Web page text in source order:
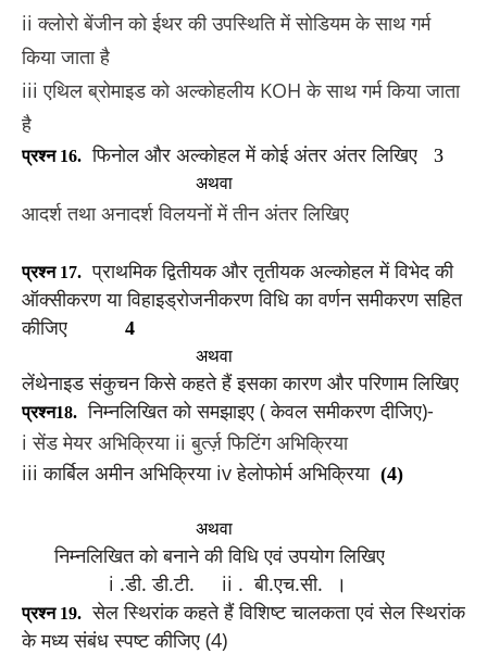
ii क्लोरो बेंजीन को ईथर की उपस्थिति में सोडियम के साथ गर्म
किया जाता है
iii एथिल ब्रोमाइड को अल्कोहलीय KOH के साथ गर्म किया जाता
है
प्रश्न 16. फिनोल और अल्कोहल में कोई अंतर अंतर लिखिए 3
अथवा
आदर्श तथा अनादर्श विलयनों में तीन अंतर लिखिए
प्रश्न 17. प्राथमिक द्वितीयक और तृतीयक अल्कोहल में विभेद की
ऑक्सीकरण या विहाइड्रोजनीकरण विधि का वर्णन समीकरण सहित
कीजिए
4
अथवा
लेंथेनाइड संकुचन किसे कहते हैं इसका कारण और परिणाम लिखिए
प्रश्न18. निम्नलिखित को समझाइए ( केवल समीकरण दीजिए)-
i सेंड मेयर अभिक्रिया ii बुर्त्ज़ फिटिंग अभिक्रिया
iii कार्बिल अमीन अभिक्रिया iv हेलोफोर्म अभिक्रिया (4)
अथवा
  निम्नलिखित को बनाने की विधि एवं उपयोग लिखिए
                i .डी. डी.टी.     ii .  बी.एच.सी.
।
प्रश्न 19. सेल स्थिरांक कहते हैं विशिष्ट चालकता एवं सेल स्थिरांक
के मध्य संबंध स्पष्ट कीजिए (4)